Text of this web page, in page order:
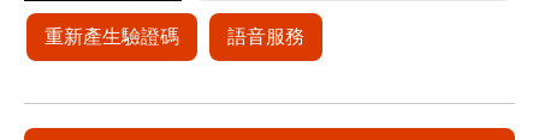
重新產生驗證碼 語音服務